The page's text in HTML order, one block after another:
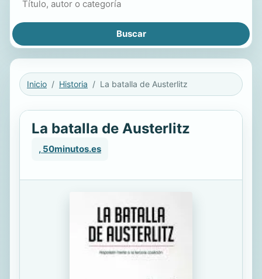
Inicio Historia La batalla de Austerlitz
La batalla de Austerlitz
, 50minutos.es